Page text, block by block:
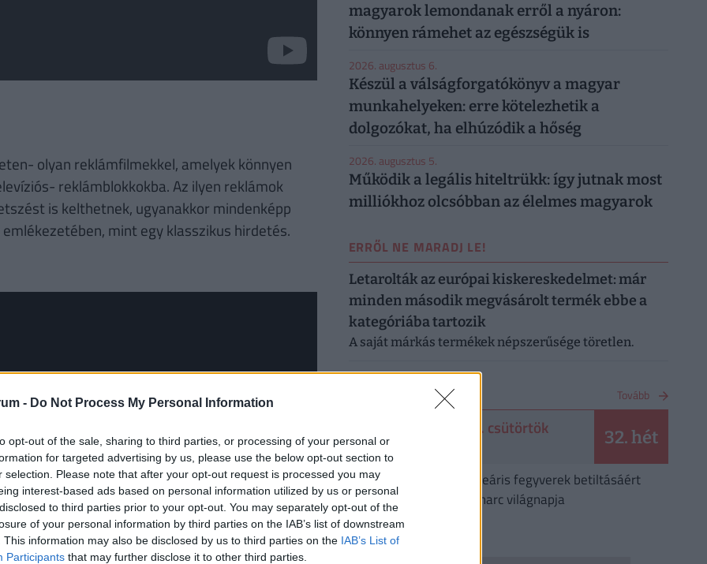
- Do Not Process My Personal Information
opt-out of the sale, sharing to third parties, or processing of your personal or
for targeted advertising by us, please use the below opt-out section to
selection. Please note that after your opt-out request is processed you may
interest-based ads based on personal information utilized by us or personal
to third parties prior to your opt-out. You may separately opt-out of the
of your personal information by third parties on the IAB’s list of downstream
This information may also be disclosed by us to third parties on the IAB’s List of
Participants that may further disclose it to other third parties.
olyan reklámfilmekkel, amelyek könnyen
reklámblokkokba. Az ilyen reklámok
is kelthetnek, ugyanakkor mindenképp
mint egy klasszikus hirdetés.
magyarok lemondanak erről a nyáron:
könnyen rámehet az egészségük is
2026. augusztus 6.
Készül a válságforgatókönyv a magyar
munkahelyeken: erre kötelezhetik a
dolgozókat, ha elhúzódik a hőség
2026. augusztus 5.
Működik a legális hiteltrükk: így jutnak most
milliókhoz olcsóbban az élelmes magyarok
ERRŐL NE MARADJ LE!
Letarolták az európai kiskereskedelmet: már
minden második megvásárolt termék ebbe a
kategóriába tartozik
A saját márkás termékek népszerűsége töretlen.
Tovább
2026. augusztus 6. csütörtök
Berta, Bettina 32. hét
Augusztus 6.
A nukleáris fegyverek betiltásáért
folyó harc világnapja